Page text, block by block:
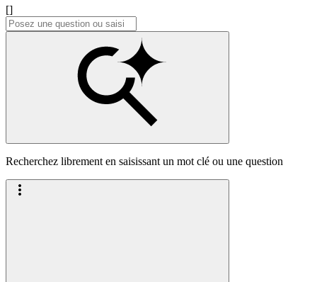
[]
Recherchez librement en saisissant un mot clé ou une question